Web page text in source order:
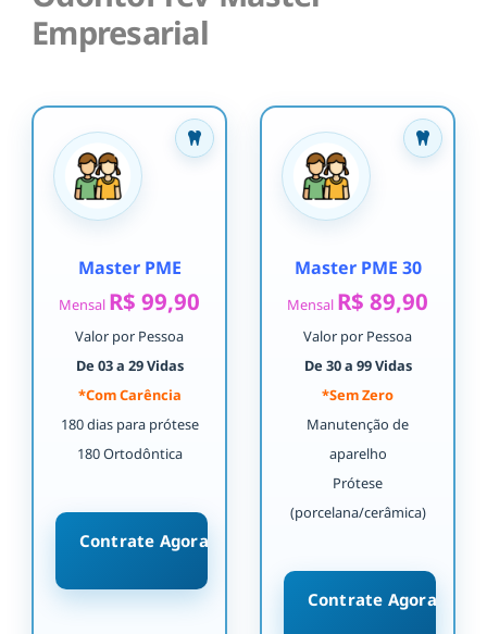
Empresarial
Master PME
Mensal R$ 99,90
Valor por Pessoa
De 03 a 29 Vidas
*Com Carência
180 dias para prótese
180 Ortodôntica
Contrate Agora
Master PME 30
Mensal R$ 89,90
Valor por Pessoa
De 30 a 99 Vidas
*Sem Zero
Manutenção de
aparelho
Prótese
(porcelana/cerâmica)
Contrate Agora